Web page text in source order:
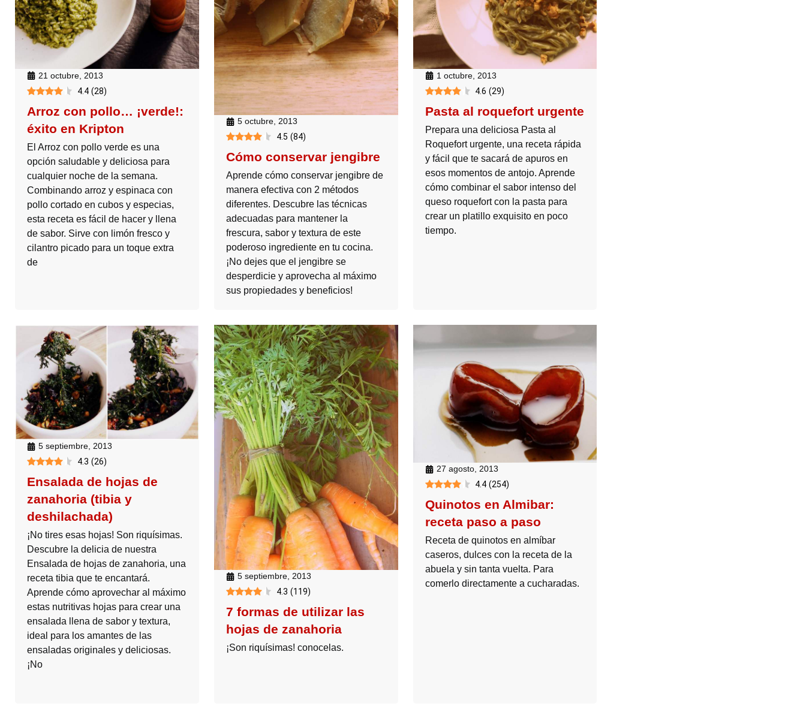
21 octubre, 2013
4.4 (28)
Arroz con pollo… ¡verde!:
éxito en Kripton
El Arroz con pollo verde es una
opción saludable y deliciosa para
cualquier noche de la semana.
Combinando arroz y espinaca con
pollo cortado en cubos y especias,
esta receta es fácil de hacer y llena
de sabor. Sirve con limón fresco y
cilantro picado para un toque extra
de
5 octubre, 2013
4.5 (84)
Cómo conservar jengibre
Aprende cómo conservar jengibre de
manera efectiva con 2 métodos
diferentes. Descubre las técnicas
adecuadas para mantener la
frescura, sabor y textura de este
poderoso ingrediente en tu cocina.
¡No dejes que el jengibre se
desperdicie y aprovecha al máximo
sus propiedades y beneficios!
1 octubre, 2013
4.6 (29)
Pasta al roquefort urgente
Prepara una deliciosa Pasta al
Roquefort urgente, una receta rápida
y fácil que te sacará de apuros en
esos momentos de antojo. Aprende
cómo combinar el sabor intenso del
queso roquefort con la pasta para
crear un platillo exquisito en poco
tiempo.
5 septiembre, 2013
4.3 (26)
Ensalada de hojas de
zanahoria (tibia y
deshilachada)
¡No tires esas hojas! Son riquísimas.
Descubre la delicia de nuestra
Ensalada de hojas de zanahoria, una
receta tibia que te encantará.
Aprende cómo aprovechar al máximo
estas nutritivas hojas para crear una
ensalada llena de sabor y textura,
ideal para los amantes de las
ensaladas originales y deliciosas.
¡No
5 septiembre, 2013
4.3 (119)
7 formas de utilizar las
hojas de zanahoria
¡Son riquísimas! conocelas.
27 agosto, 2013
4.4 (254)
Quinotos en Almibar:
receta paso a paso
Receta de quinotos en almíbar
caseros, dulces con la receta de la
abuela y sin tanta vuelta. Para
comerlo directamente a cucharadas.